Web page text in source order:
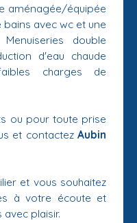
aménagée/équipée
bains avec wc et une
double
d'eau chaude
charges de
ou pour toute prise
et contactez Aubin
et vous souhaitez
à votre écoute et
plaisir.